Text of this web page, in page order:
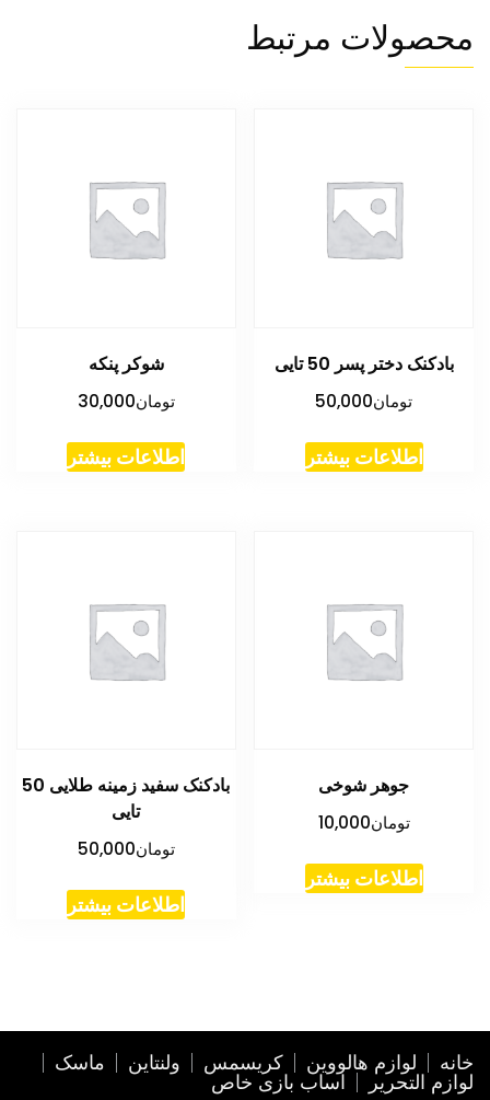
محصولات مرتبط
بادکنک دختر پسر 50 تایی
تومان50,000
اطلاعات بیشتر
شوکر پنکه
تومان30,000
اطلاعات بیشتر
جوهر شوخی
تومان10,000
اطلاعات بیشتر
بادکنک سفید زمینه طلایی 50
تایی
تومان50,000
اطلاعات بیشتر
خانه لوازم هالووین کریسمس ولنتاین ماسک
لوازم التحریر اساب بازی خاص